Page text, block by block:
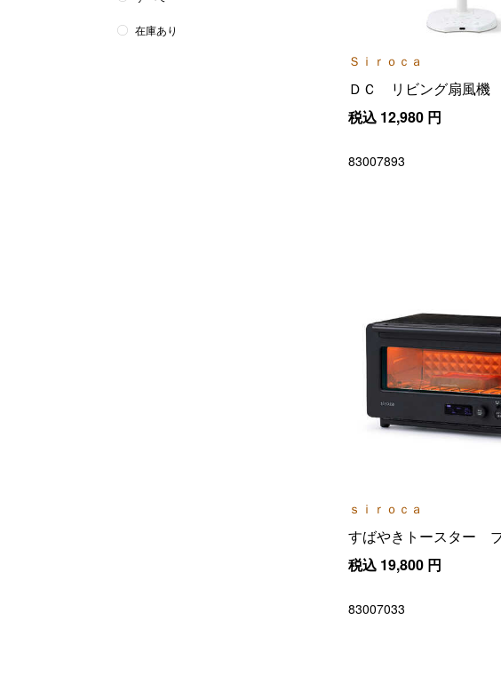
Ｓｉｒｏｃａ
ＤＣ リビング扇風機
税込 12,980 円
83007893
ｓｉｒｏｃａ
すばやきトースター
税込 19,800 円
83007033
在庫あり